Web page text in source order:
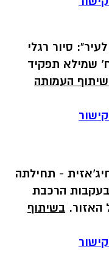
סיור רגלי
שמילא תפקיד
העמותה
החיג'אזית - תחילתה
בעקבות הרכבת
בשיתוף